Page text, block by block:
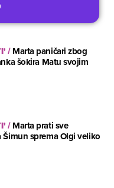
/Marta paničari zbog
šokira Matu svojim
/Marta prati sve
sprema Olgi veliko